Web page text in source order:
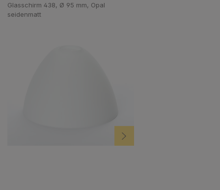
Glasschirm 438, Ø 95 mm, Opal
seidenmatt